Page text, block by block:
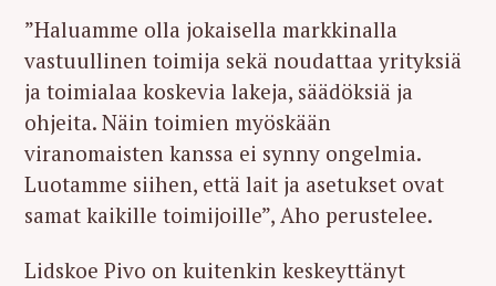
”Haluamme olla jokaisella markkinalla
vastuullinen toimija sekä noudattaa yrityksiä
ja toimialaa koskevia lakeja, säädöksiä ja
ohjeita. Näin toimien myöskään
viranomaisten kanssa ei synny ongelmia.
Luotamme siihen, että lait ja asetukset ovat
samat kaikille toimijoille”, Aho perustelee.
Lidskoe Pivo on kuitenkin keskeyttänyt